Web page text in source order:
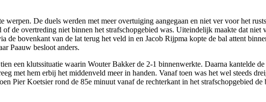
De duels werden met meer overtuiging aangegaan en niet ver voor het
de overtreding niet binnen het strafschopgebied was. Uiteindelijk maakte dat niet
de bovenkant van de lat terug het veld in en Jacob Rijpma kopte de bal attent
Paauw besloot anders.
een klutssituatie waarin Wouter Bakker de 2-1 binnenwerkte. Daarna kantelde
met hem erbij het middenveld meer in handen. Vanaf toen was het wel steeds
Pier Koetsier rond de 85e minuut vanaf de rechterkant in het strafschopgebied